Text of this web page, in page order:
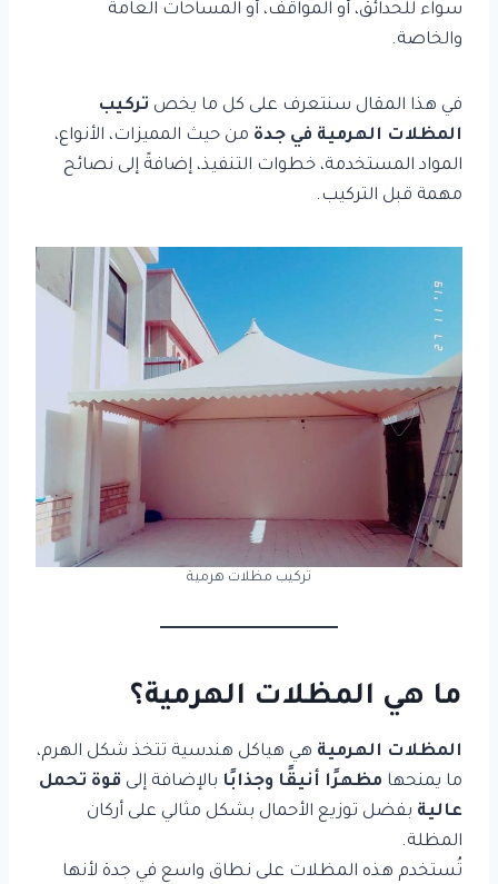
سواء للحدائق، أو المواقف، أو المساحات العامة
والخاصة.
في هذا المقال سنتعرف على كل ما يخص تركيب
المظلات الهرمية في جدة من حيث المميزات، الأنواع،
المواد المستخدمة، خطوات التنفيذ، إضافةً إلى نصائح
مهمة قبل التركيب.
تركيب مظلات هرمية
ما هي المظلات الهرمية؟
المظلات الهرمية هي هياكل هندسية تتخذ شكل الهرم،
ما يمنحها مظهرًا أنيقًا وجذابًا بالإضافة إلى قوة تحمل
عالية بفضل توزيع الأحمال بشكل مثالي على أركان
المظلة.
تُستخدم هذه المظلات على نطاق واسع في جدة لأنها